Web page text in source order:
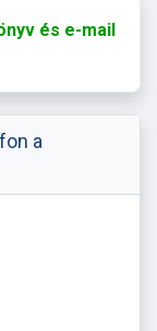
és e-mail
a